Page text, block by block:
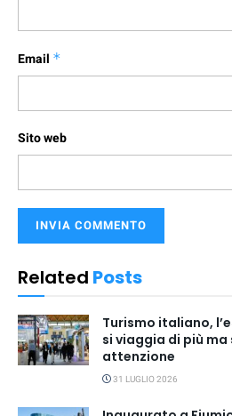
Email *
Sito web
Related Posts
Turismo italiano,
si viaggia di più ma
attenzione
31 LUGLIO 2026